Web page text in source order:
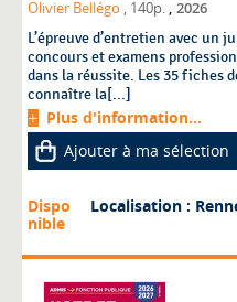
Olivier Bellégo , 140p. , 2026
L’épreuve d’entretien avec un
concours et examens
dans la réussite. Les 35 fiches
connaître la[...]
Plus d'information...
Ajouter à ma sélection
Dispo
nible
Localisation :